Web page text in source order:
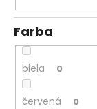
Farba
biela 0
červená 0